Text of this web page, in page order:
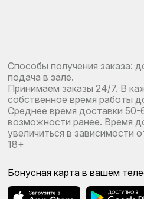
Способы получения заказа:
подача в зале.
Принимаем заказы 24/7. В
собственное время работы
Среднее время доставки 50-
возможности ранее. Время
увеличиться в зависимости
18+
Бонусная карта в вашем